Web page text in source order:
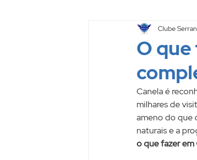
O que
Clube
Canela é
milhares de
ameno do que
naturais e a
o que fazer em